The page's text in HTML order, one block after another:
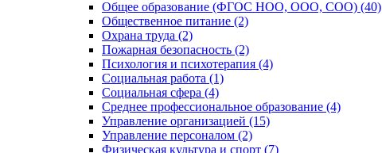
Общее образование (ФГОС НОО, ООО, СОО) (40)
Общественное питание (2)
Охрана труда (2)
Пожарная безопасность (2)
Психология и психотерапия (4)
Социальная работа (1)
Социальная сфера (4)
Среднее профессиональное образование (4)
Управление организацией (15)
Управление персоналом (2)
Физическая культура и спорт (7)